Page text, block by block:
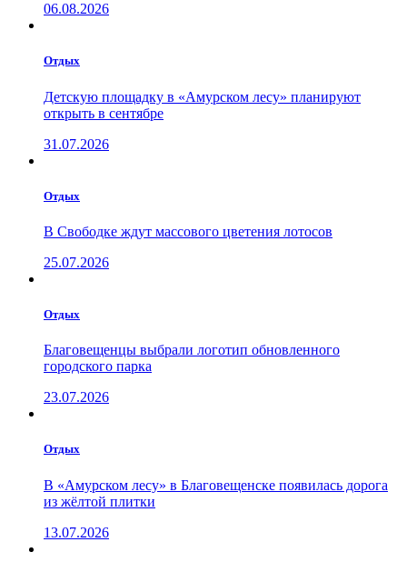
06.08.2026
Отдых
Детскую площадку в «Амурском лесу» планируют
открыть в сентябре
31.07.2026
Отдых
В Свободке ждут массового цветения лотосов
25.07.2026
Отдых
Благовещенцы выбрали логотип обновленного
городского парка
23.07.2026
Отдых
В «Амурском лесу» в Благовещенске появилась дорога
из жёлтой плитки
13.07.2026